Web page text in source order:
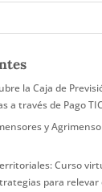
la Caja de
a través de Pago
y
Curso
para relevar